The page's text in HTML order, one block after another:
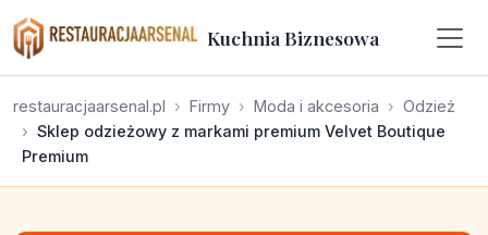
Kuchnia Biznesowa
restauracjaarsenal.pl Firmy Moda i akcesoria
Odzież
Sklep odzieżowy z markami premium Velvet Boutique
Premium